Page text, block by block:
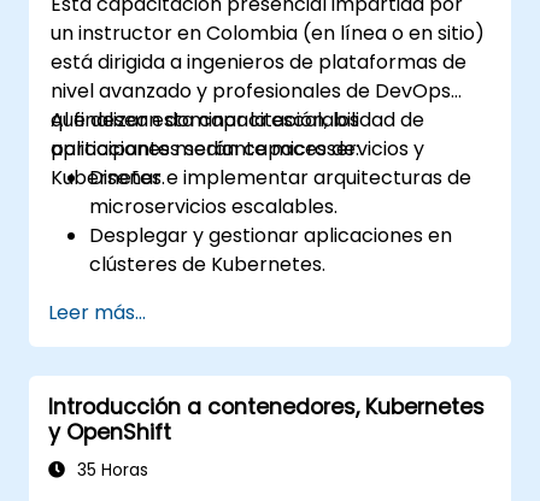
de Kubernetes.
Exponer aplicaciones utilizando Ingress.
Gestionar ConfigMaps, Secrets y
Persistent Volumes.
Escalar y actualizar clústeres de
Kubernetes mediante estrategias
avanzadas.
Analizar y solucionar problemas en
Kubernetes.
Desplegar recursos de manera eficiente
utilizando Helm Charts.
un instructor en Colombia (en línea o en sitio)
está dirigida a ingenieros de plataformas de
nivel avanzado y profesionales de DevOps
que desean dominar la escalabilidad de
aplicaciones mediante microservicios y
Kubernetes.
Al finalizar esta capacitación, los
participantes serán capaces de:
Diseñar e implementar arquitecturas de
microservicios escalables.
Desplegar y gestionar aplicaciones en
clústeres de Kubernetes.
despliegue eficiente de servicios.
Monitorear y mantener la salud de los
microservicios en producción.
Aplicar las mejores prácticas de
seguridad y cumplimiento en entornos de
Kubernetes.
Leer más...
Introducción a contenedores, Kubernetes
y OpenShift
35 Horas